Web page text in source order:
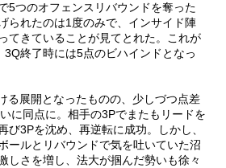
5つのオフェンスリバウンドを奪った
られたのは1度のみで、インサイド陣
てきていることが見てとれた。これが
終了時には5点のビハインドとなっ
る展開となったものの、少しづつ点差
に同点に。相手の3Pでまたもリードを
び3Pを沈め、再逆転に成功。しかし、
ールとリバウンドで気を吐いていた沼
しさを増し、法大が掴んだ勢いも徐々